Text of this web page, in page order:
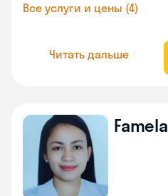
Все услуги и цены (4)
Читать дальше
Famela